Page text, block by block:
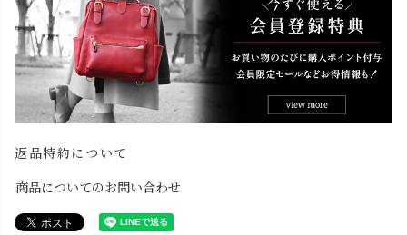
返品特約について
商品についてのお問い合わせ